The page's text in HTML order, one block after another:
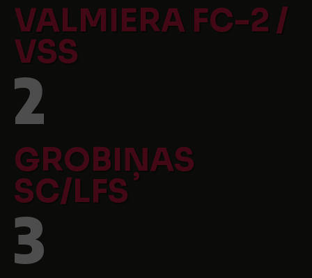
VALMIERA FC-2 /
VSS
2
GROBIŅAS
SC/LFS
3